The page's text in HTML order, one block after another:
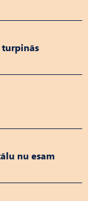
turpinās
nu esam